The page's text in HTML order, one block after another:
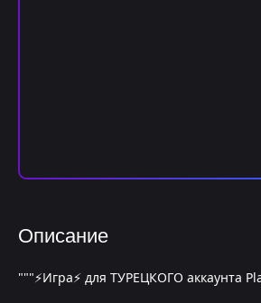
Описание
"""⚡Игра⚡ для ТУРЕЦКОГО аккаунта